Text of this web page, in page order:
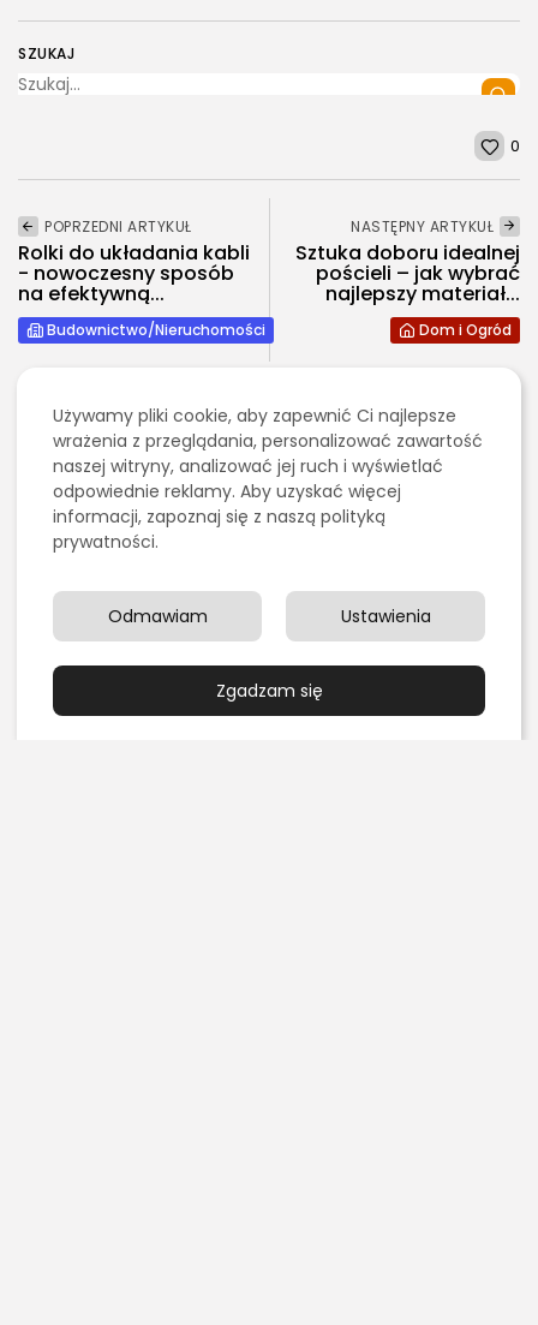
2026 - Bookini.pl Wszelkie prawa zastrzeżone.
Treści umieszczone na stornie są chronione
prawem autorskim.
SZUKAJ
0
POPRZEDNI ARTYKUŁ
Rolki do układania kabli
- nowoczesny sposób
na efektywną...
Budownictwo/Nieruchomości
NASTĘPNY ARTYKUŁ
Sztuka doboru idealnej
pościeli – jak wybrać
najlepszy materiał...
Dom i Ogród
Ostatnie artykuły:
Kulinaria
Grillowanie pośrednie czy bezpośrednie – czym się
różnią?
PUBLIKACJA:REDAKCJA
Chemia organiczna dla maturzystów: najlepsze
książki i zasoby online do...
Marketing, Reklama, Media
Jak skutecznie promować sklep fryzjerski w
Używamy pliki cookie, aby zapewnić Ci najlepsze
wrażenia z przeglądania, personalizować zawartość
naszej witryny, analizować jej ruch i wyświetlać
odpowiednie reklamy. Aby uzyskać więcej
informacji, zapoznaj się z naszą polityką
prywatności.
Zgadzam się
Ustawienia
Odmawiam